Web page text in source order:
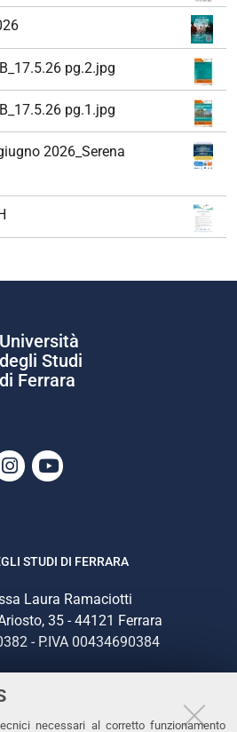
necessari al corretto funzionamento
pg.2.jpg
pg.1.jpg
2026_Serena
Università
degli Studi
di Ferrara
Instagram
Youtube
STUDI DI FERRARA
Laura Ramaciotti
35 - 44121 Ferrara
- P.IVA 00434690384